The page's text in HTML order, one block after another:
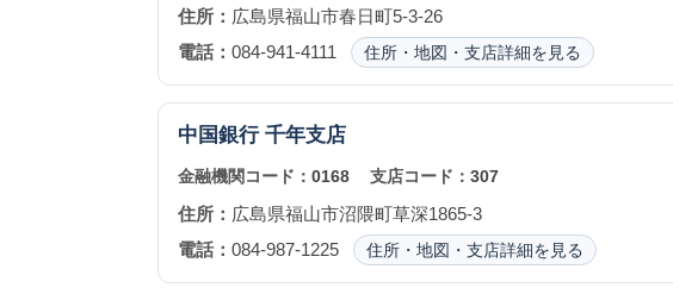
住所： 広島県福山市春日町5-3-26
電話： 084-941-4111 住所・地図・支店詳細を見る
中国銀行 千年支店
金融機関コード： 0168 支店コード： 307
住所： 広島県福山市沼隈町草深1865-3
電話： 084-987-1225 住所・地図・支店詳細を見る